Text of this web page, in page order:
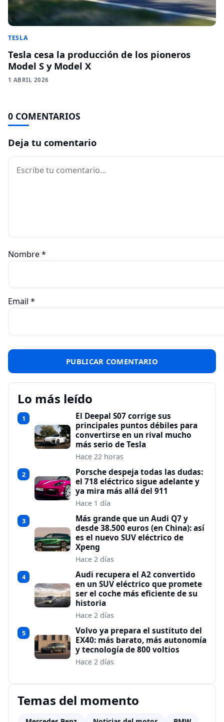
TESLA
Tesla cesa la producción de los pioneros
Model S y Model X
1 ABRIL 2026
0 COMENTARIOS
Deja tu comentario
Comentario
Nombre*
Email *
Lo más leído
1
El Deepal S07 corrige sus
principales puntos débiles para
convertirse en un rival mucho
más serio de Tesla
Hace 22 horas
2
Porsche despeja todas las dudas:
el 718 eléctrico sigue adelante y
ya mira más allá del 911
Hace 1 día
3
Más grande que un Audi Q7 y
desde 38.500 euros (en China): así
es el nuevo SUV eléctrico de
Xpeng
Hace 2 días
4
Audi recupera el A2 convertido
en un SUV eléctrico que promete
ser el coche más eficiente de su
historia
Hace 2 días
5
Volvo ya prepara el sustituto del
EX40: más barato, más autonomía
y tecnología de 800 voltios
Hace 2 días
Temas del momento